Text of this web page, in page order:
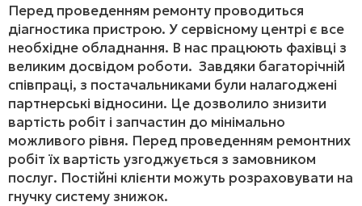
Перед проведенням ремонту проводиться
діагностика пристрою. У сервісному центрі є все
необхідне обладнання. В нас працюють фахівці з
великим досвідом роботи. Завдяки багаторічній
співпраці, з постачальниками були налагоджені
партнерські відносини. Це дозволило знизити
вартість робіт і запчастин до мінімально
можливого рівня. Перед проведенням ремонтних
робіт їх вартість узгоджується з замовником
послуг. Постійні клієнти можуть розраховувати на
гнучку систему знижок.